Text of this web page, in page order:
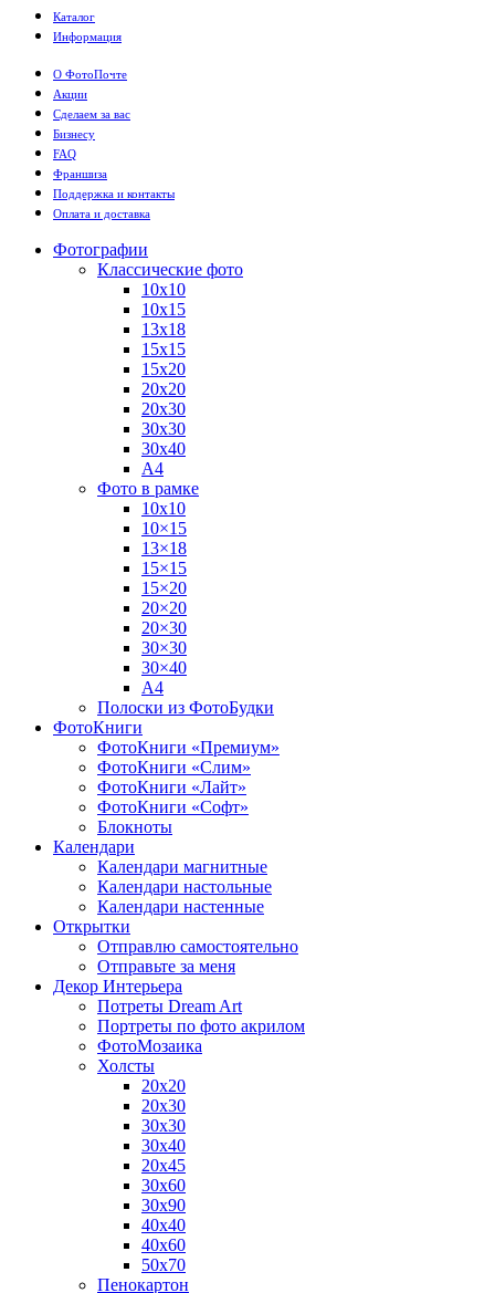
Каталог
Информация
О ФотоПочте
Акции
Сделаем за вас
Бизнесу
FAQ
Франшиза
Поддержка и контакты
Оплата и доставка
Фотографии
Классические фото
10х10
10х15
13х18
15х15
15х20
20х20
20х30
30х30
30х40
А4
Фото в рамке
10х10
10×15
13×18
15×15
15×20
20×20
20×30
30×30
30×40
A4
Полоски из ФотоБудки
ФотоКниги
ФотоКниги «Премиум»
ФотоКниги «Слим»
ФотоКниги «Лайт»
ФотоКниги «Софт»
Блокноты
Календари
Календари магнитные
Календари настольные
Календари настенные
Открытки
Отправлю самостоятельно
Отправьте за меня
Декор Интерьера
Потреты Dream Art
Портреты по фото акрилом
ФотоМозаика
Холсты
20х20
20х30
30х30
30х40
20х45
30х60
30х90
40х40
40х60
50х70
Пенокартон